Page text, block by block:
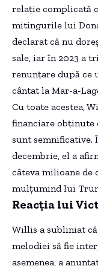
relație complicată
mitingurile lui
declarat că nu
sale, iar în 2023 a
renunțare după ce
cântat la Mar-a-
Cu toate acestea,
financiare obținute
sunt semnificative.
decembrie, el a
câteva milioane
mulțumind lui
Reacția lui
Willis a subliniat
melodiei să fie
asemenea, a